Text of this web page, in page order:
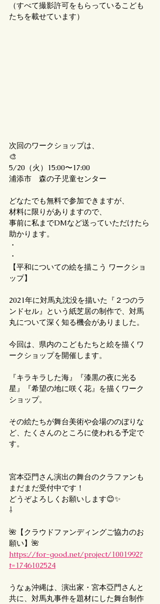
（すべて撮影許可をもらっているこども
たちを載せています）
次回のワークショップは、
🎨
5/20（火）15:00〜17:00
浦添市　森の子児童センター
どなたでも無料で参加できますが、
材料に限りがありますので、
事前に私までDMなど送っていただけたら
助かります。
・
・
【平和についての絵を描こう ワークショ
ップ】
2021年に対馬丸沈没を描いた『２つのラ
ンドセル』という紙芝居の制作で、対馬
丸について深く知る機会がありました。
今回は、県内のこどもたちと絵を描くワ
ークショップを開催します。
『キラキラした海』『漆黒の夜に光る
星』『希望の地に咲く花』を描くワーク
ショップ。
その絵たちが舞台美術や会場ののぼりな
ど、たくさんのところに使われる予定で
す。
宮本亞門さん演出の舞台のクラファンも
まだまだ受付中です！
どうぞよろしくお願いします😊✨
⇩
🌺【クラウドファンディングご協力のお
願い】🌺
https://for-good.net/project/1001992?
t=1746102524
うなぁ沖縄は、演出家・宮本亞門さんと
共に、対馬丸事件を題材にした舞台制作